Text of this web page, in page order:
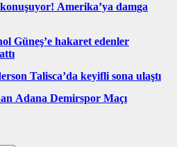
Amerika’ya damga
Güneş’e hakaret edenler
Talisca’da keyifli sona ulaştı
Adana Demirspor Maçı